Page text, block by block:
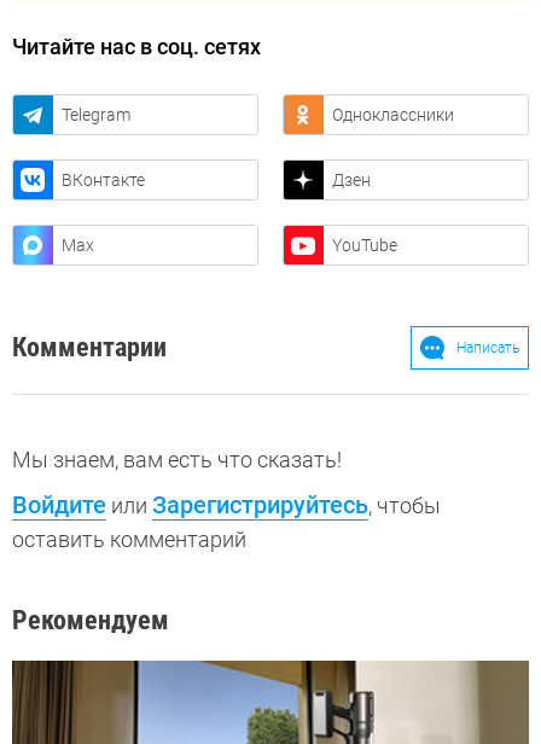
Читайте нас в соц. сетях
Telegram Одноклассники
ВКонтакте Дзен
Max YouTube
Комментарии Написать
Мы знаем, вам есть что сказать!
Войдите или Зарегистрируйтесь, чтобы
оставить комментарий
Рекомендуем